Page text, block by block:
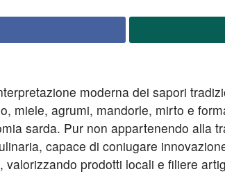
moderna dei sapori
miele, agrumi, mandorle, mirto e
sarda. Pur non appartenendo alla
capace di coniugare
prodotti locali e filiere